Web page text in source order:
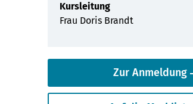
Kursleitung
Frau Doris Brandt
Zur Anmeldung